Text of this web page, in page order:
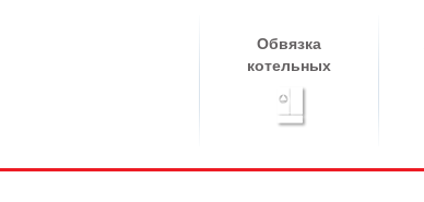
Обвязка
котельных